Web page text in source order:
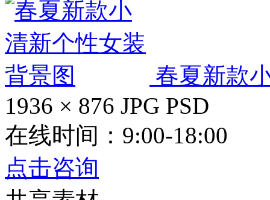
春夏新款
1936 × 876 JPG PSD
在线时间：9:00-18:00
点击咨询